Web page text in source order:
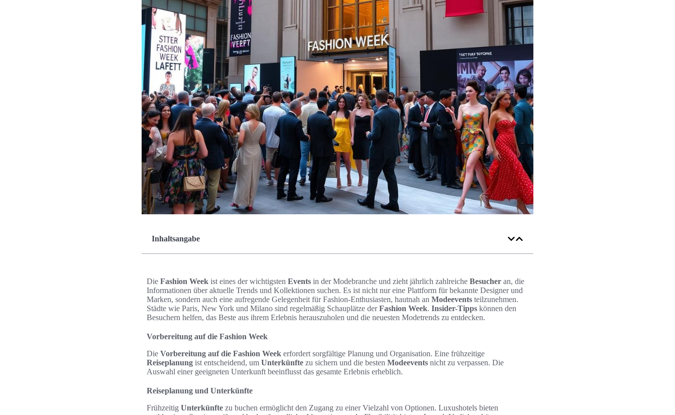
Inhaltsangabe
Die Fashion Week ist eines der wichtigsten Events in der Modebranche und zieht jährlich zahlreiche Besucher an, die
Informationen über aktuelle Trends und Kollektionen suchen. Es ist nicht nur eine Plattform für bekannte Designer und
Marken, sondern auch eine aufregende Gelegenheit für Fashion-Enthusiasten, hautnah an Modeevents teilzunehmen.
Städte wie Paris, New York und Milano sind regelmäßig Schauplätze derFashion Week. Insider-Tipps können den
Besuchern helfen, das Beste aus ihrem Erlebnis herauszuholen und die neuesten Modetrends zu entdecken.
Vorbereitung auf die Fashion Week
Die Vorbereitung auf die Fashion Week erfordert sorgfältige Planung und Organisation. Eine frühzeitige
Reiseplanung ist entscheidend, um Unterkünfte zu sichern und die besten Modeevents nicht zu verpassen. Die
Auswahl einer geeigneten Unterkunft beeinflusst das gesamte Erlebnis erheblich.
Reiseplanung und Unterkünfte
Frühzeitig Unterkünfte zu buchen ermöglicht den Zugang zu einer Vielzahl von Optionen. Luxushotels bieten